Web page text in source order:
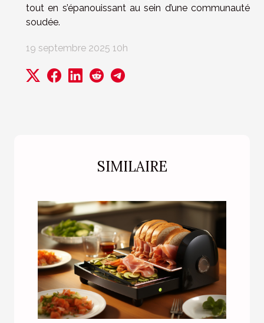
SIMILAIRE
tout en s’épanouissant au sein d’une communauté
soudée.
19 septembre 2025 10h